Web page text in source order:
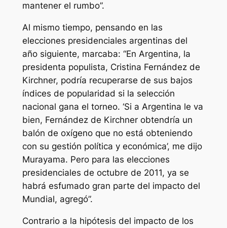
mantener el rumbo”.
Al mismo tiempo, pensando en las
elecciones presidenciales argentinas del
año siguiente, marcaba: “En Argentina, la
presidenta populista, Cristina Fernández de
Kirchner, podría recuperarse de sus bajos
índices de popularidad si la selección
nacional gana el torneo. ‘Si a Argentina le va
bien, Fernández de Kirchner obtendría un
balón de oxígeno que no está obteniendo
con su gestión política y económica’, me dijo
Murayama. Pero para las elecciones
presidenciales de octubre de 2011, ya se
habrá esfumado gran parte del impacto del
Mundial, agregó”.
Contrario a la hipótesis del impacto de los